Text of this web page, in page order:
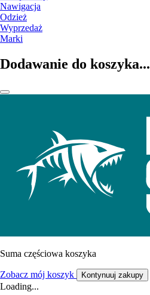
Nawigacja
Odzież
Wyprzedaż
Marki
Dodawanie do koszyka...
Suma częściowa koszyka
Zobacz mój koszyk Kontynuuj zakupy
Loading...